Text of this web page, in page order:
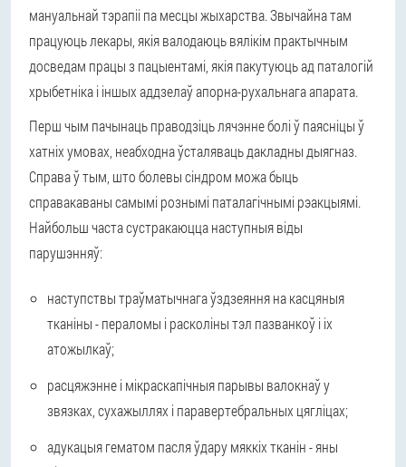
мануальнай тэрапіі па месцы жыхарства. Звычайна там
працуюць лекары, якія валодаюць вялікім практычным
досведам працы з пацыентамі, якія пакутуюць ад паталогій
хрыбетніка і іншых аддзелаў апорна-рухальнага апарата.
Перш чым пачынаць праводзіць лячэнне болі ў паясніцы ў
хатніх умовах, неабходна ўсталяваць дакладны дыягназ.
Справа ў тым, што болевы сіндром можа быць
справакаваны самымі рознымі паталагічнымі рэакцыямі.
Найбольш часта сустракаюцца наступныя віды
парушэнняў:
наступствы траўматычнага ўздзеяння на касцяныя
тканіны - пераломы і расколіны тэл пазванкоў і іх
атожылкаў;
расцяжэнне і мікраскапічныя парывы валокнаў у
звязках, сухажыллях і паравертебральных цягліцах;
адукацыя гематом пасля ўдару мяккіх тканін - яны